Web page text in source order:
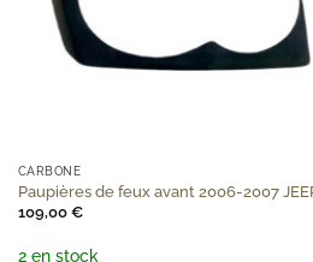
CARBONE
Paupières de feux avant 2006-2007
109,00 €
2 en stock